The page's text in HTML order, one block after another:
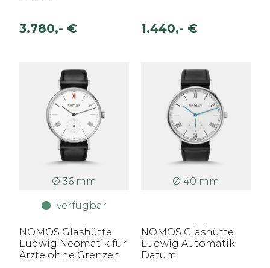
3.780,- € 1.440,- €
Ø 36 mm
verfügbar
NOMOS Glashütte
Ludwig Neomatik für
Ärzte ohne Grenzen
Ø 40 mm
NOMOS Glashütte
Ludwig Automatik
Datum